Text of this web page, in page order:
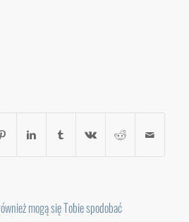
mogą się Tobie spodobać